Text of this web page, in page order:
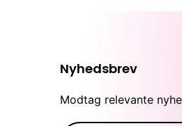
Nyhedsbrev
Modtag relevante